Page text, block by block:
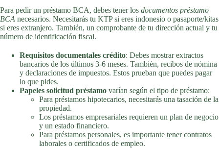
Para pedir un préstamo BCA, debes tener los documentos préstamo
BCA necesarios. Necesitarás tu KTP si eres indonesio o pasaporte/kitas
si eres extranjero. También, un comprobante de tu dirección actual y tu
número de identificación fiscal.
Requisitos documentales crédito: Debes mostrar extractos
bancarios de los últimos 3-6 meses. También, recibos de nómina
y declaraciones de impuestos. Estos prueban que puedes pagar
lo que pides.
Papeles solicitud préstamo varían según el tipo de préstamo:
Para préstamos hipotecarios, necesitarás una tasación de la
propiedad.
Los préstamos empresariales requieren un plan de negocio
y un estado financiero.
Para préstamos personales, es importante tener contratos
laborales o certificados de empleo.